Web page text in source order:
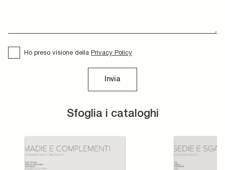
Sfoglia i cataloghi
Ho preso visione della Privacy Policy
Invia